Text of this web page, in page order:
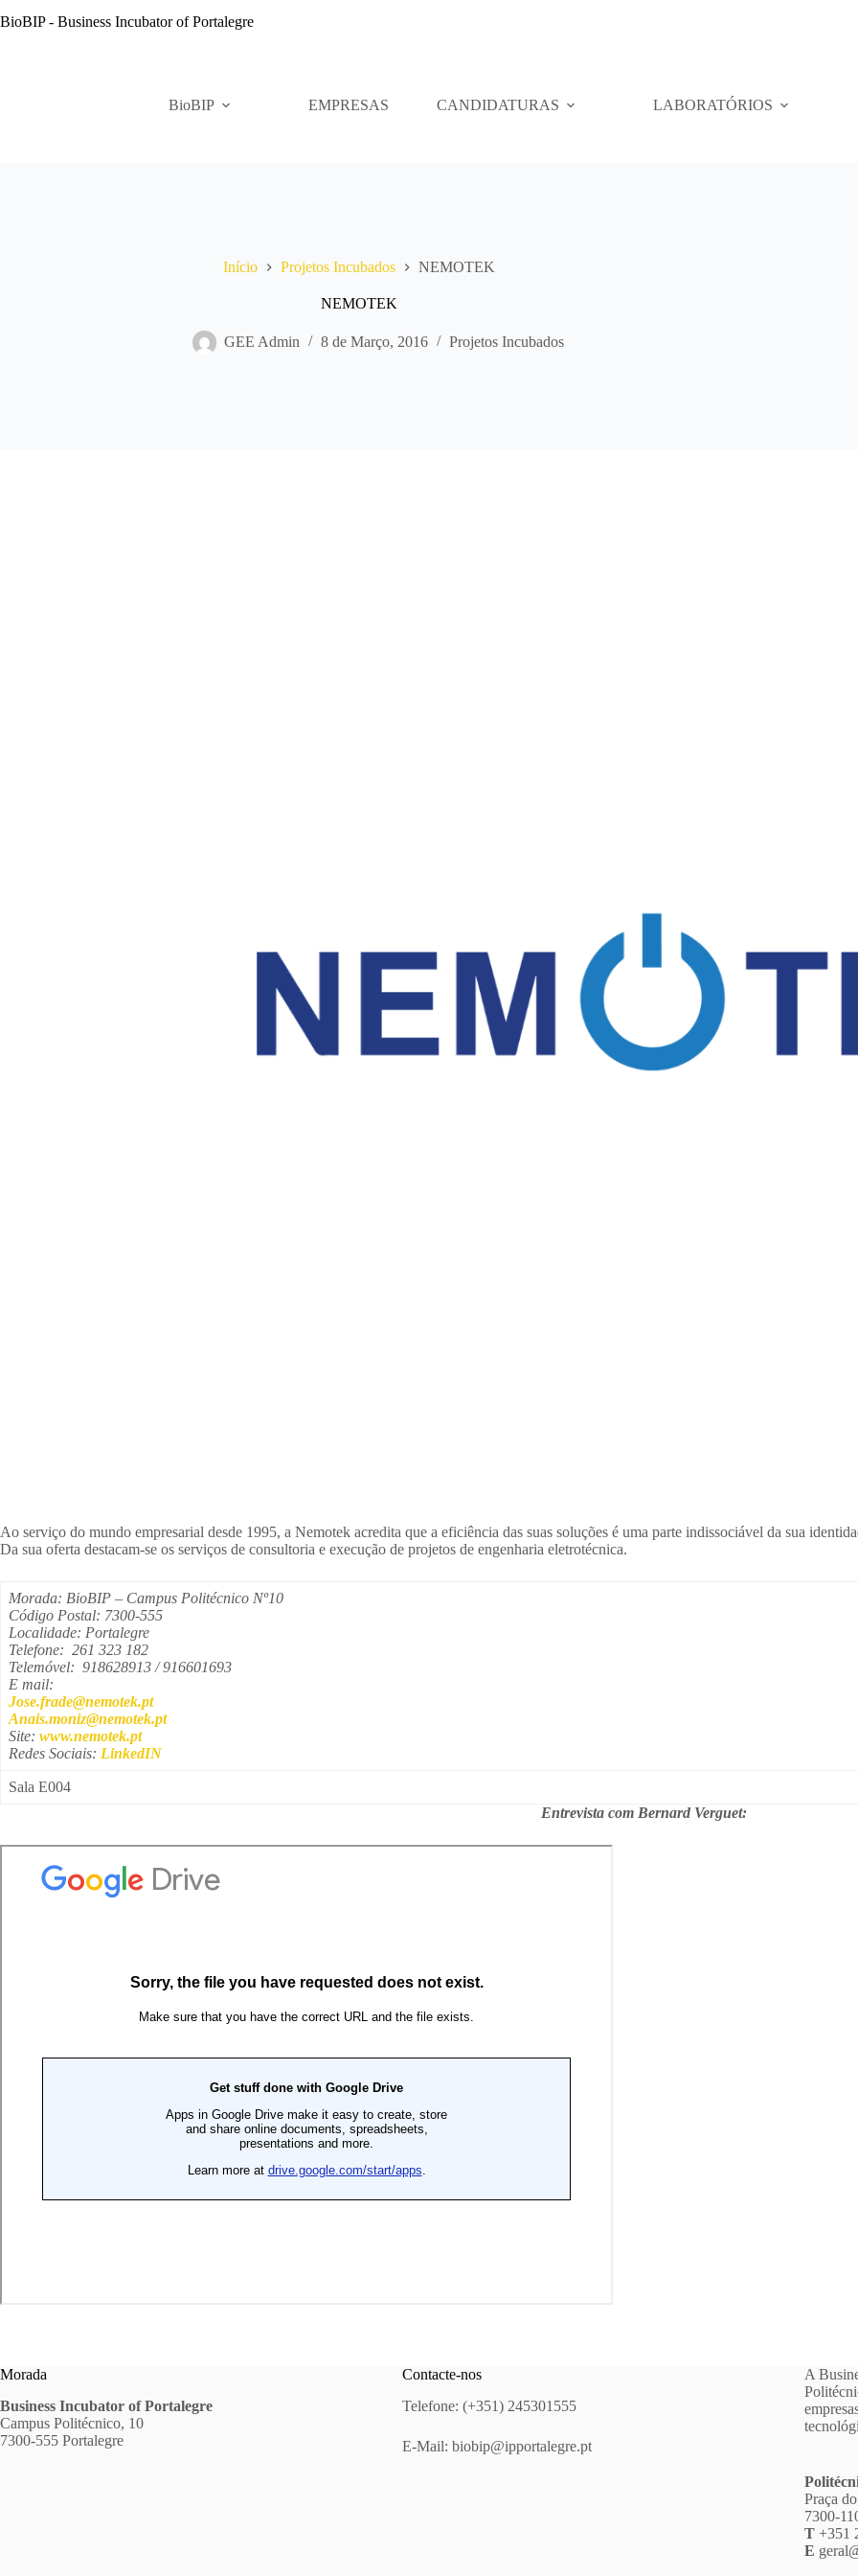
para
BioBIP - Business Incubator of Portalegre
BioBIP EMPRESAS CANDIDATURAS LABORATÓRIOS
Início Projetos Incubados NEMOTEK
NEMOTEK
GEE Admin 8 de Março, 2016 Projetos Incubados
Ao serviço do mundo empresarial desde 1995, a Nemotek acredita que a eficiência das suas soluções é uma parte indissociável da sua
Da sua oferta destacam-se os serviços de consultoria e execução de projetos de engenharia eletrotécnica.
Morada: BioBIP – Campus Politécnico Nº10
Código Postal: 7300-555
Localidade: Portalegre
Telefone: 261 323 182
Telemóvel: 918628913 / 916601693
E mail:
Jose.frade@nemotek.pt
Anais.moniz@nemotek.pt
Site: www.nemotek.pt
Redes Sociais: LinkedIN
Sala E004
Entrevista com Bernard Verguet:
Morada
Business Incubator of Portalegre
Campus Politécnico, 10
7300-555 Portalegre
Contacte-nos
Telefone: (+351) 245301555
E-Mail: biobip@ipportalegre.pt
A
Praça
7300-
T +351
E